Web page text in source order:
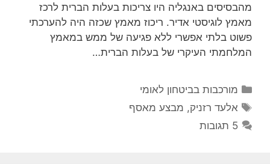
מהבסיסים באנגליה היו צריכות בעלות הברית לרכז
מאמץ לוגיסטי אדיר. ריכוז מאמץ שכזה היה להערכתי
פשוט בלתי אפשרי ללא פגיעה של ממש במאמץ
המלחמתי העיקרי של בעלות הברית…
קטגוריות
מורכבות בביטחון לאומי
תגיות
אלעד רזניק, מבצע מאסף
5 תגובות